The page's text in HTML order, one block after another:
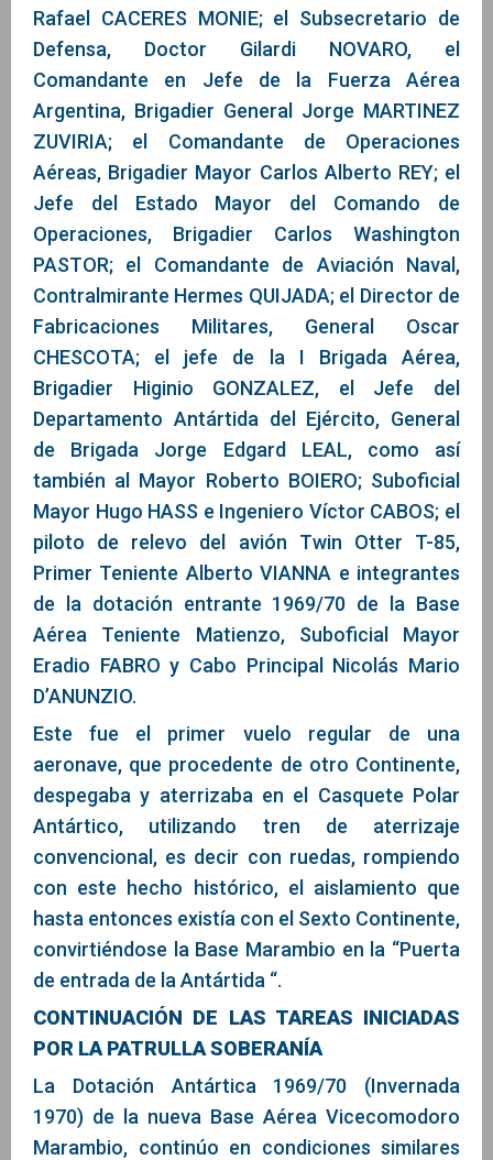
Rafael CACERES MONIE; el Subsecretario de
Defensa, Doctor Gilardi NOVARO, el
Comandante en Jefe de la Fuerza Aérea
Argentina, Brigadier General Jorge MARTINEZ
ZUVIRIA; el Comandante de Operaciones
Aéreas, Brigadier Mayor Carlos Alberto REY; el
Jefe del Estado Mayor del Comando de
Operaciones, Brigadier Carlos Washington
PASTOR; el Comandante de Aviación Naval,
Contralmirante Hermes QUIJADA; el Director de
Fabricaciones Militares, General Oscar
CHESCOTA; el jefe de la I Brigada Aérea,
Brigadier Higinio GONZALEZ, el Jefe del
Departamento Antártida del Ejército, General
de Brigada Jorge Edgard LEAL, como así
también al Mayor Roberto BOIERO; Suboficial
Mayor Hugo HASS e Ingeniero Víctor CABOS; el
piloto de relevo del avión Twin Otter T-85,
Primer Teniente Alberto VIANNA e integrantes
de la dotación entrante 1969/70 de la Base
Aérea Teniente Matienzo, Suboficial Mayor
Eradio FABRO y Cabo Principal Nicolás Mario
D’ANUNZIO.
Este fue el primer vuelo regular de una
aeronave, que procedente de otro Continente,
despegaba y aterrizaba en el Casquete Polar
Antártico, utilizando tren de aterrizaje
convencional, es decir con ruedas, rompiendo
con este hecho histórico, el aislamiento que
hasta entonces existía con el Sexto Continente,
convirtiéndose la Base Marambio en la “Puerta
de entrada de la Antártida “.
CONTINUACIÓN DE LAS TAREAS INICIADAS
POR LA PATRULLA SOBERANÍA
La Dotación Antártica 1969/70 (Invernada
1970) de la nueva Base Aérea Vicecomodoro
Marambio, continúo en condiciones similares